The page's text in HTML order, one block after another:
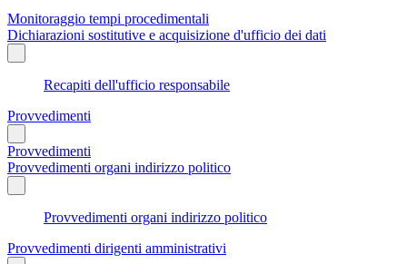
Monitoraggio tempi procedimentali
Dichiarazioni sostitutive e acquisizione d'ufficio dei dati
Recapiti dell'ufficio responsabile
Provvedimenti
Provvedimenti
Provvedimenti organi indirizzo politico
Provvedimenti organi indirizzo politico
Provvedimenti dirigenti amministrativi